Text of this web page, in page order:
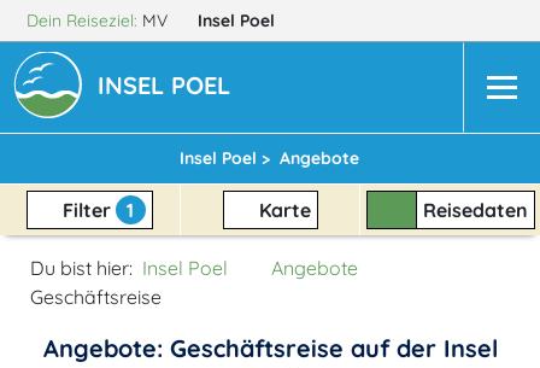
Dein Reiseziel: MV Insel Poel
INSEL POEL
Insel Poel > Angebote
Filter 1 Karte Reisedaten
Du bist hier: Insel Poel
Angebote
Geschäftsreise
Angebote: Geschäftsreise auf der Insel